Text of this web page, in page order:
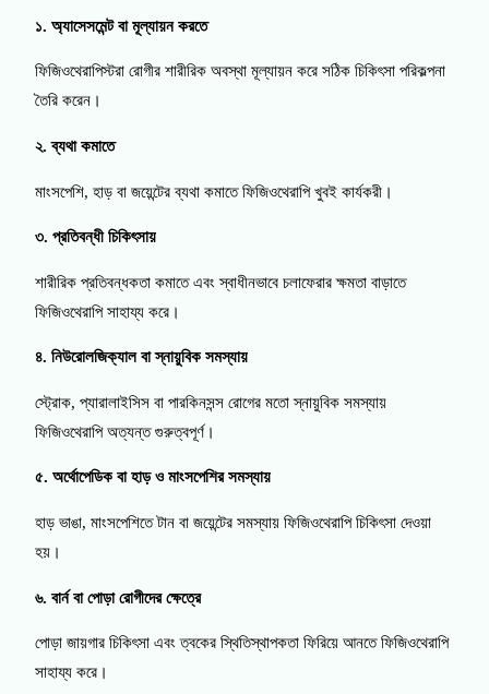
১. অ্যাসেসমেন্ট বা মূল্যায়ন করতে
ফিজিওথেরাপিস্টরা রোগীর শারীরিক অবস্থা মূল্যায়ন করে সঠিক চিকিৎসা পরিকল্পনা
তৈরি করেন।
২. ব্যথা কমাতে
মাংসপেশি, হাড় বা জয়েন্টের ব্যথা কমাতে ফিজিওথেরাপি খুবই কার্যকরী।
৩. প্রতিবন্ধী চিকিৎসায়
শারীরিক প্রতিবন্ধকতা কমাতে এবং স্বাধীনভাবে চলাফেরার ক্ষমতা বাড়াতে
ফিজিওথেরাপি সাহায্য করে।
৪. নিউরোলজিক্যাল বা স্নায়ুবিক সমস্যায়
স্ট্রোক, প্যারালাইসিস বা পারকিনসন্স রোগের মতো স্নায়ুবিক সমস্যায়
ফিজিওথেরাপি অত্যন্ত গুরুত্বপূর্ণ।
৫. অর্থোপেডিক বা হাড় ও মাংসপেশির সমস্যায়
হাড় ভাঙা, মাংসপেশিতে টান বা জয়েন্টের সমস্যায় ফিজিওথেরাপি চিকিৎসা দেওয়া
হয়।
৬. বার্ন বা পোড়া রোগীদের ক্ষেত্রে
পোড়া জায়গার চিকিৎসা এবং ত্বকের স্থিতিস্থাপকতা ফিরিয়ে আনতে ফিজিওথেরাপি
সাহায্য করে।